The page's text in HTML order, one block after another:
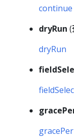
continue
dryRun (
dryRun